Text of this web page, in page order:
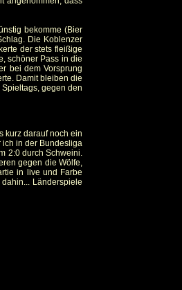
bekomme (Bier
Die Koblenzer
der stets fleißige
schöner Pass in die
bei dem Vorsprung
Damit bleiben die
gegen den
kurz darauf noch ein
ich in der Bundesliga
2:0 durch Schweini.
gegen die Wölfe,
in live und Farbe
Länderspiele